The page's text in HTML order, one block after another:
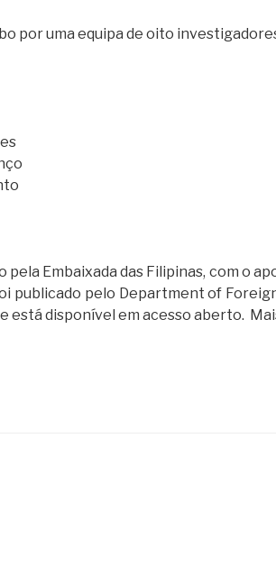
por uma equipa de oito
Embaixada das Filipinas, com o
publicado pelo Department of
está disponível em acesso aberto.